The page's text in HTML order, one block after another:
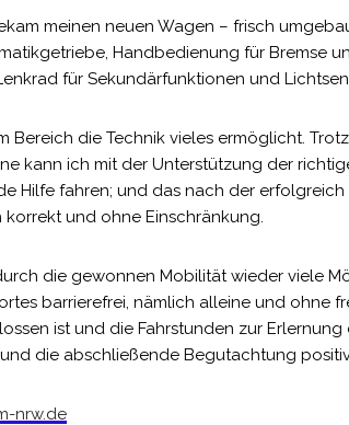
meinen neuen Wagen – frisch
Handbedienung für Bremse
für Sekundärfunktionen und
Bereich die Technik vieles ermöglicht.
kann ich mit der Unterstützung der
Hilfe fahren; und das nach der
und ohne Einschränkung.
die gewonnen Mobilität wieder viele
barrierefrei, nämlich alleine und ohne
ist und die Fahrstunden zur
die abschließende Begutachtung
nrw.de